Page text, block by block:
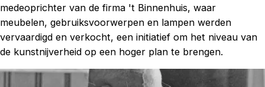
medeoprichter van de firma 't Binnenhuis, waar
meubelen, gebruiksvoorwerpen en lampen werden
vervaardigd en verkocht, een initiatief om het niveau van
de kunstnijverheid op een hoger plan te brengen.